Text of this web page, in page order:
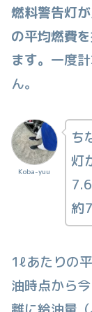
燃料警告灯
の平均燃費
ます。 一度
ん。
Koba-yuu
ち
灯
約
1ℓあたりの
油時点から